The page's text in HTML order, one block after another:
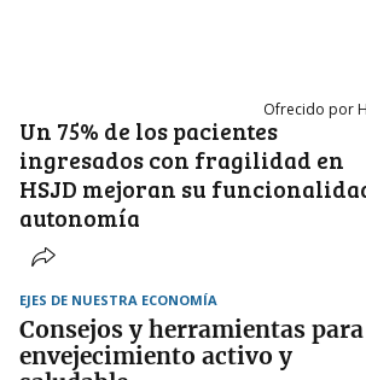
Ofrecido por
Un 75% de los pacientes
ingresados con fragilidad en
HSJD mejoran su
autonomía
EJES DE NUESTRA ECONOMÍA
Consejos y herramientas
envejecimiento activo y